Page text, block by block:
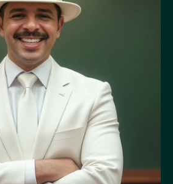
de comercio justo, serán
organización apícola de comercio
el ochenta y cinco por ciento (85%)
con un máximo de 500 colmenas y
ciento (15%) con un máximo de 1000
ley establecerá los criterios
pecuarias, de pesca